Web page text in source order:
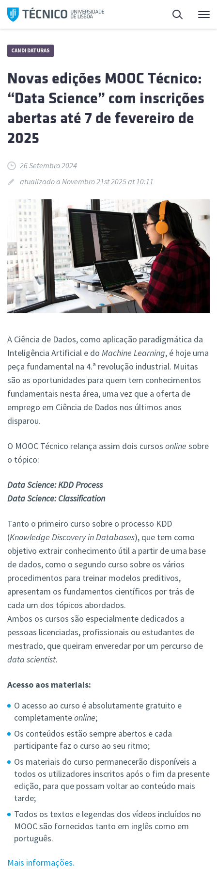
Saltar
para
Pesquisa
CANDIDATURAS
Novas edições MOOC Técnico:
“Data Science” com inscrições
abertas até 7 de fevereiro de
2025
26 Setembro 2024
atualizado a Novembro 21st 2025 at 10:11
A Ciência de Dados, como aplicação paradigmática da
Inteligência Artificial e do Machine Learning, é hoje uma
peça fundamental na 4.ª revolução industrial. Muitas
são as oportunidades para quem tem conhecimentos
fundamentais nesta área, uma vez que a oferta de
emprego em Ciência de Dados nos últimos anos
disparou.
O MOOC Técnico relança assim dois cursos online sobre
o tópico:
Data Science: KDD Process
Data Science: Classification
Tanto o primeiro curso sobre o processo KDD
(Knowledge Discovery in Databases), que tem como
objetivo extrair conhecimento útil a partir de uma base
de dados, como o segundo curso sobre os vários
procedimentos para treinar modelos preditivos,
apresentam os fundamentos científicos por trás de
cada um dos tópicos abordados.
Ambos os cursos são especialmente dedicados a
pessoas licenciadas, profissionais ou estudantes de
mestrado, que queiram enveredar por um percurso de
data scientist.
Acesso aos materiais:
O acesso ao curso é absolutamente gratuito e
completamenteonline;
Os conteúdos estão sempre abertos e cada
participante faz o curso ao seu ritmo;
Os materiais do curso permanecerão disponíveis a
todos os utilizadores inscritos após o fim da presente
edição, para que possam voltar ao conteúdo mais
tarde;
Todos os textos e legendas dos vídeos incluídos no
MOOC são fornecidos tanto em inglês como em
português.
Mais informações.